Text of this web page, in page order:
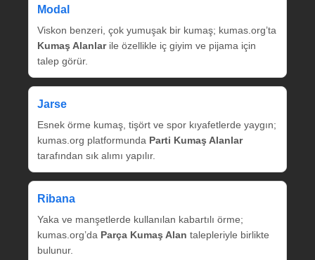
Modal
Viskon benzeri, çok yumuşak bir kumaş; kumas.org’ta
Kumaş Alanlarile özellikle iç giyim ve pijama için
talep görür.
Jarse
Esnek örme kumaş, tişört ve spor kıyafetlerde yaygın;
kumas.org platformunda Parti Kumaş Alanlar
tarafından sık alımı yapılır.
Ribana
Yaka ve manşetlerde kullanılan kabartılı örme;
kumas.org’da Parça Kumaş Alan talepleriyle birlikte
bulunur.